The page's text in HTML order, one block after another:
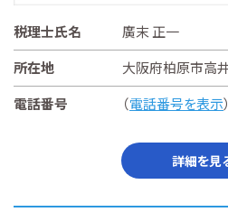
税理士氏名
廣末 正一
所在地
大阪府柏原市高井
電話番号
（電話番号を表示）
詳細を見